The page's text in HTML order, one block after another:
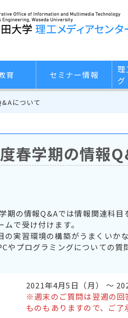
育 セミナー情報
理
グ
について
春学期の情報
期の情報Q&Aでは情報関連科
ムで受け付けます。
の実習環境の構築がうまくいか
やプログラミングについての質
2021年4月5日（月） ～
※週末のご質問は翌週の回
ものもありますので、ご了